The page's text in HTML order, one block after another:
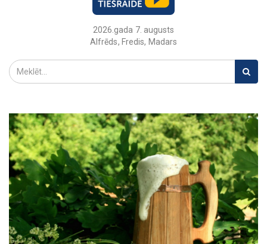
2026.gada 7. augusts
Alfrēds, Fredis, Madars